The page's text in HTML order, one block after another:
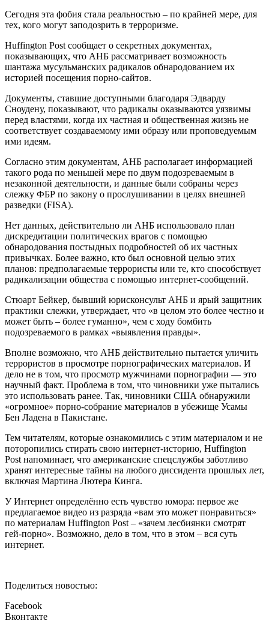
Сегодня эта фобия стала реальностью – по крайней мере, для
тех, кого могут заподозрить в терроризме.
Huffington Post сообщает о секретных документах,
показывающих, что АНБ рассматривает возможность
шантажа мусульманских радикалов обнародованием их
историей посещения порно-сайтов.
Документы, ставшие доступными благодаря Эдварду
Сноудену, показывают, что радикалы оказываются уязвимы
перед властями, когда их частная и общественная жизнь не
соответствует создаваемому ими образу или проповедуемым
ими идеям.
Согласно этим документам, АНБ располагает информацией
такого рода по меньшей мере по двум подозреваемым в
незаконной деятельности, и данные были собраны через
слежку ФБР по закону о прослушивании в целях внешней
разведки (FISA).
Нет данных, действительно ли АНБ использовало план
дискредитации политических врагов с помощью
обнародования постыдных подробностей об их частных
привычках. Более важно, кто был основной целью этих
планов: предполагаемые террористы или те, кто способствует
радикализации общества с помощью интернет-сообщений.
Стюарт Бейкер, бывший юрисконсульт АНБ и ярый защитник
практики слежки, утверждает, что «в целом это более честно и
может быть – более гуманно», чем с ходу бомбить
подозреваемого в рамках «выявления правды».
Вполне возможно, что АНБ действительно пытается уличить
террористов в просмотре порнографических материалов. И
дело не в том, что просмотр мужчинами порнографии — это
научный факт. Проблема в том, что чиновники уже пытались
это использовать ранее. Так, чиновники США обнаружили
«огромное» порно-собрание материалов в убежище Усамы
Бен Ладена в Пакистане.
Тем читателям, которые ознакомились с этим материалом и не
поторопились стирать свою интернет-историю, Huffington
Post напоминает, что американские спецслужбы заботливо
хранят интересные тайны на любого диссидента прошлых лет,
включая Мартина Лютера Кинга.
У Интернет определённо есть чувство юмора: первое же
предлагаемое видео из разряда «вам это может понравиться»
по материалам Huffington Post – «зачем лесбиянки смотрят
гей-порно». Возможно, дело в том, что в этом – вся суть
интернет.
Поделиться новостью:
Facebook
Вконтакте